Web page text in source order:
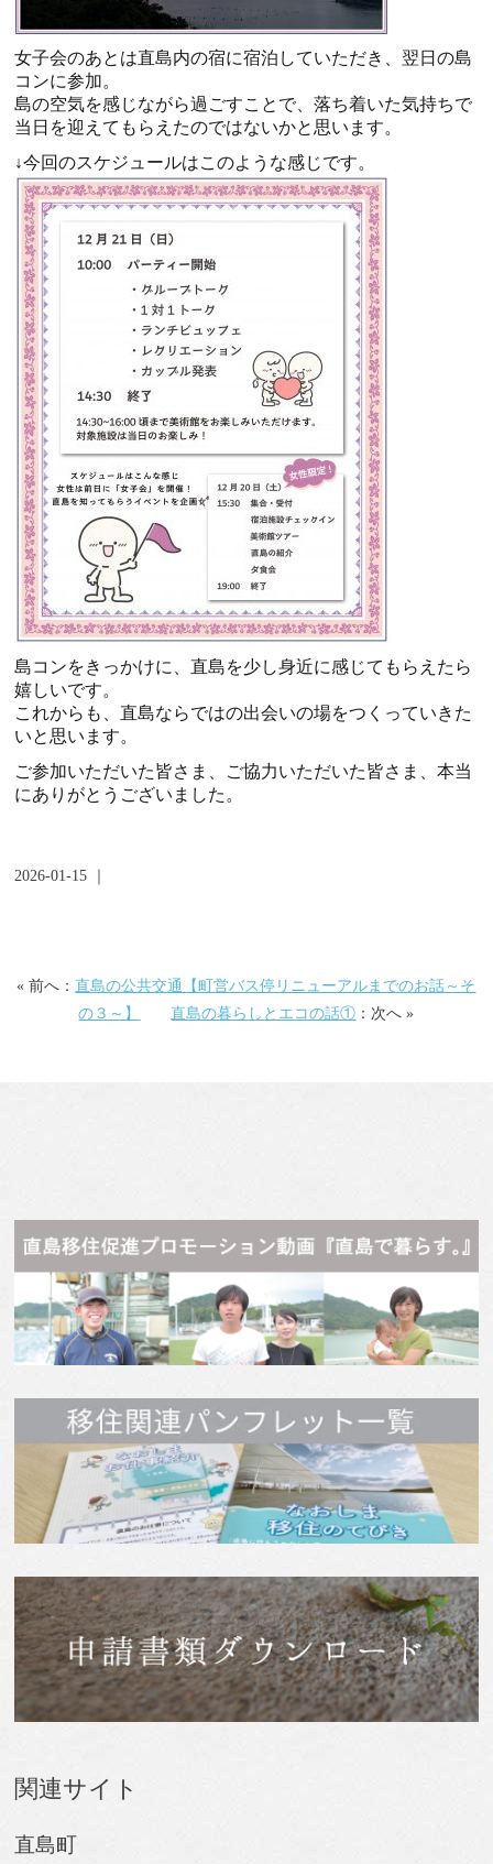
女子会のあとは直島内の宿に宿泊していただき、翌日の島
コンに参加。
島の空気を感じながら過ごすことで、落ち着いた気持ちで
当日を迎えてもらえたのではないかと思います。
↓今回のスケジュールはこのような感じです。
島コンをきっかけに、直島を少し身近に感じてもらえたら
嬉しいです。
これからも、直島ならではの出会いの場をつくっていきた
いと思います。
ご参加いただいた皆さま、ご協力いただいた皆さま、本当
にありがとうございました。
2026-01-15 ｜
« 前へ：直島の公共交通【町営バス停リニューアルまでのお話～そ
の３～】
直島の暮らしとエコの話① ：次へ »
関連サイト
直島町